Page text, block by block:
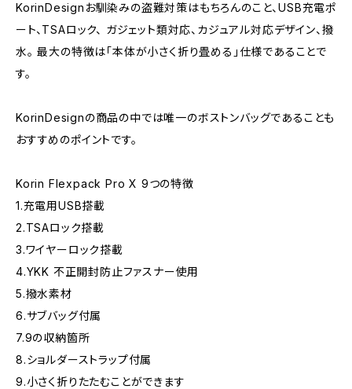
KorinDesignお馴染みの盗難対策はもちろんのこと、USB充電ポ
ート、TSAロック、 ガジェット類対応、カジュアル対応デザイン、撥
水。 最大の特徴は「本体が小さく折り畳める」仕様であることで
す。
KorinDesignの商品の中では唯一のボストンバッグであることも
おすすめのポイントです。
Korin Flexpack Pro X 9つの特徴
1.充電用USB搭載
2.TSAロック搭載
3.ワイヤーロック搭載
4.YKK 不正開封防止ファスナー使用
5.撥水素材
6.サブバッグ付属
7.9の収納箇所
8.ショルダーストラップ付属
9.小さく折りたたむことができます